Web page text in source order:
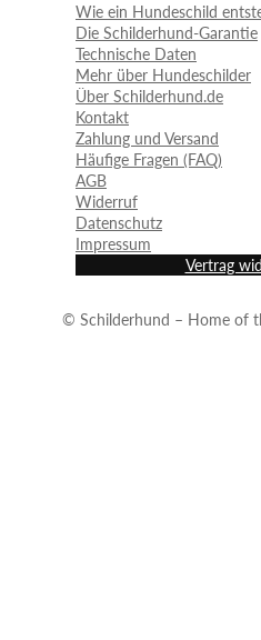
Wie ein Hundeschild
Die Schilderhund-Garantie
Technische Daten
Mehr über Hundeschilder
Über Schilderhund.de
Kontakt
Zahlung und Versand
Häufige Fragen (FAQ)
AGB
Widerruf
Datenschutz
Impressum
Vertrag
© Schilderhund – Home of